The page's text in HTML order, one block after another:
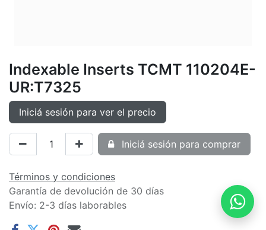
Indexable Inserts TCMT 110204E-
UR:T7325
Iniciá sesión para ver el precio
Iniciá sesión para comprar
Términos y condiciones
Garantía de devolución de 30 días
Envío: 2-3 días laborables